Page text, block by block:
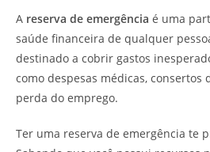
A reserva de emergência é uma
saúde financeira de qualquer
destinado a cobrir gastos
como despesas médicas, consertos
perda do emprego.
Ter uma reserva de emergência te